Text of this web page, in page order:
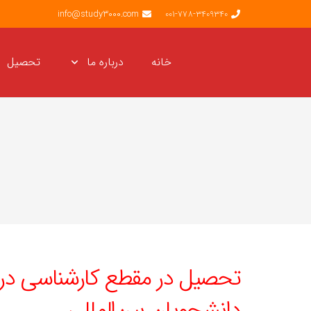
001-778-3409340
info@study3000.com
خانه درباره ما تحصیل
تحصیل در مقطع کارشناسی در